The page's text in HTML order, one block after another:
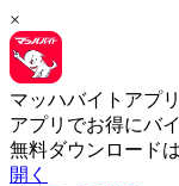
×
マッハバイトアプリ
アプリでお得にバ
無料ダウンロード
開く